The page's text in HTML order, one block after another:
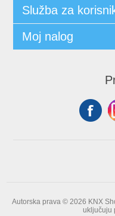
Služba za
Moj nalog
Autorska prava © 2026 KNX
uključuju